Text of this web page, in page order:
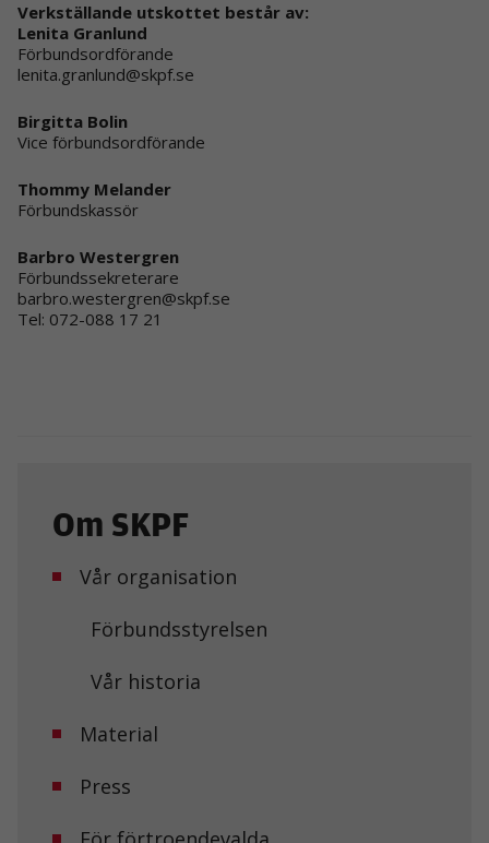
Om SKPF
Vår organisation
Förbundsstyrelsen
Vår historia
Material
Press
Verkställande utskottet består av:
Lenita Granlund
Förbundsordförande
lenita.granlund@skpf.se
Birgitta Bolin
Vice förbundsordförande
Thommy Melander
Förbundskassör
Barbro Westergren
Förbundssekreterare
barbro.westergren@skpf.se
Tel: 072-088 17 21